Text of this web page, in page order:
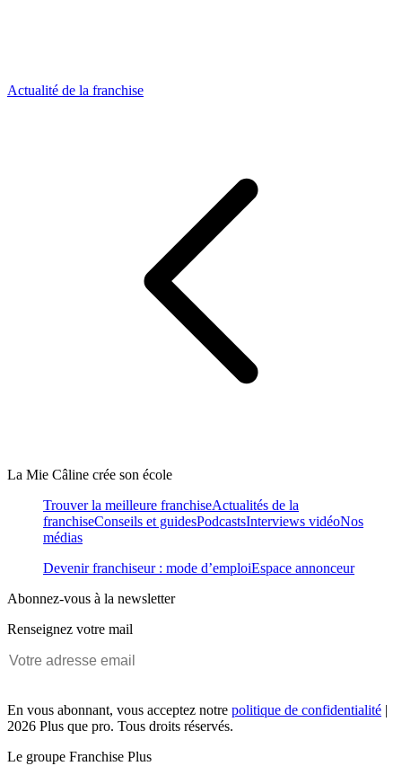
Actualité de la franchise
La Mie Câline crée son école
Trouver la meilleure franchiseActualités de la
franchiseConseils et guidesPodcastsInterviews vidéoNos
médias
Devenir franchiseur : mode d’emploiEspace annonceur
Abonnez-vous à la newsletter
Renseignez votre mail
En vous abonnant, vous acceptez notre politique de confidentialité |
2026 Plus que pro. Tous droits réservés.
Le groupe Franchise Plus